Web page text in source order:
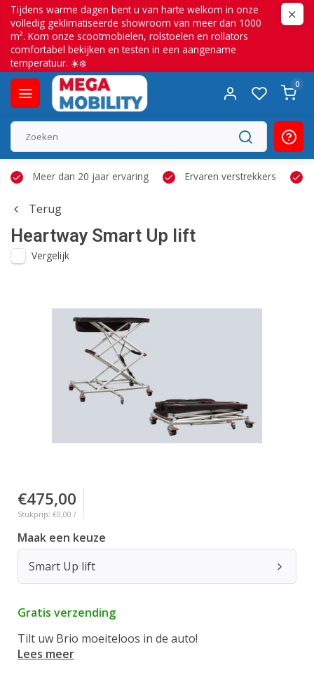
Tijdens warme dagen bent u van harte welkom in onze
volledig geklimatiseerde showroom van meer dan 1000
m². Kom onze scootmobielen, rolstoelen en rollators
comfortabel bekijken en testen in een aangename
temperatuur. ☀️❄️
0
Meer dan 20 jaar ervaring Ervaren verstrekkers
Terug
Heartway Smart Up lift
Vergelijk
€475,00
Stukprijs: €0,00 /
Maak een keuze
Smart Up lift
Gratis verzending
Tilt uw Brio moeiteloos in de auto!
Lees meer